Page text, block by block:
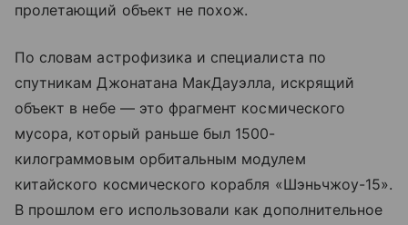
пролетающий объект не похож.
По словам астрофизика и специалиста по
спутникам Джонатана МакДауэлла, искрящий
объект в небе — это фрагмент космического
мусора, который раньше был 1500-
килограммовым орбитальным модулем
китайского космического корабля «Шэньчжоу-15».
В прошлом его использовали как дополнительное